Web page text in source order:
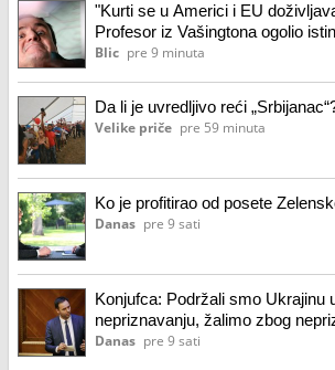
"Kurti se u Americi i EU
Profesor iz Vašingtona ogolio
Prištinom: Izolacija sve veća,
Blic pre 9 minuta
Da li je uvredljivo reći
Velike priče pre 59 minuta
Ko je profitirao od posete
Danas pre 9 sati
Konjufca: Podržali smo Ukrajinu
nepriznavanju, žalimo zbog
nezavisnosti Kosova
Danas pre 9 sati